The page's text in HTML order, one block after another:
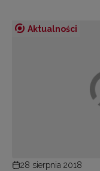
Aktualności
28 sierpnia 2018